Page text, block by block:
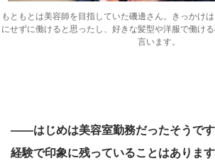
もともとは美容師を目指していた磯邊さん。きっかけ
にせずに働けると思ったし、好きな髪型や洋服で働け
言います。
――はじめは美容室勤務だったそうで
経験で印象に残っていることはあります